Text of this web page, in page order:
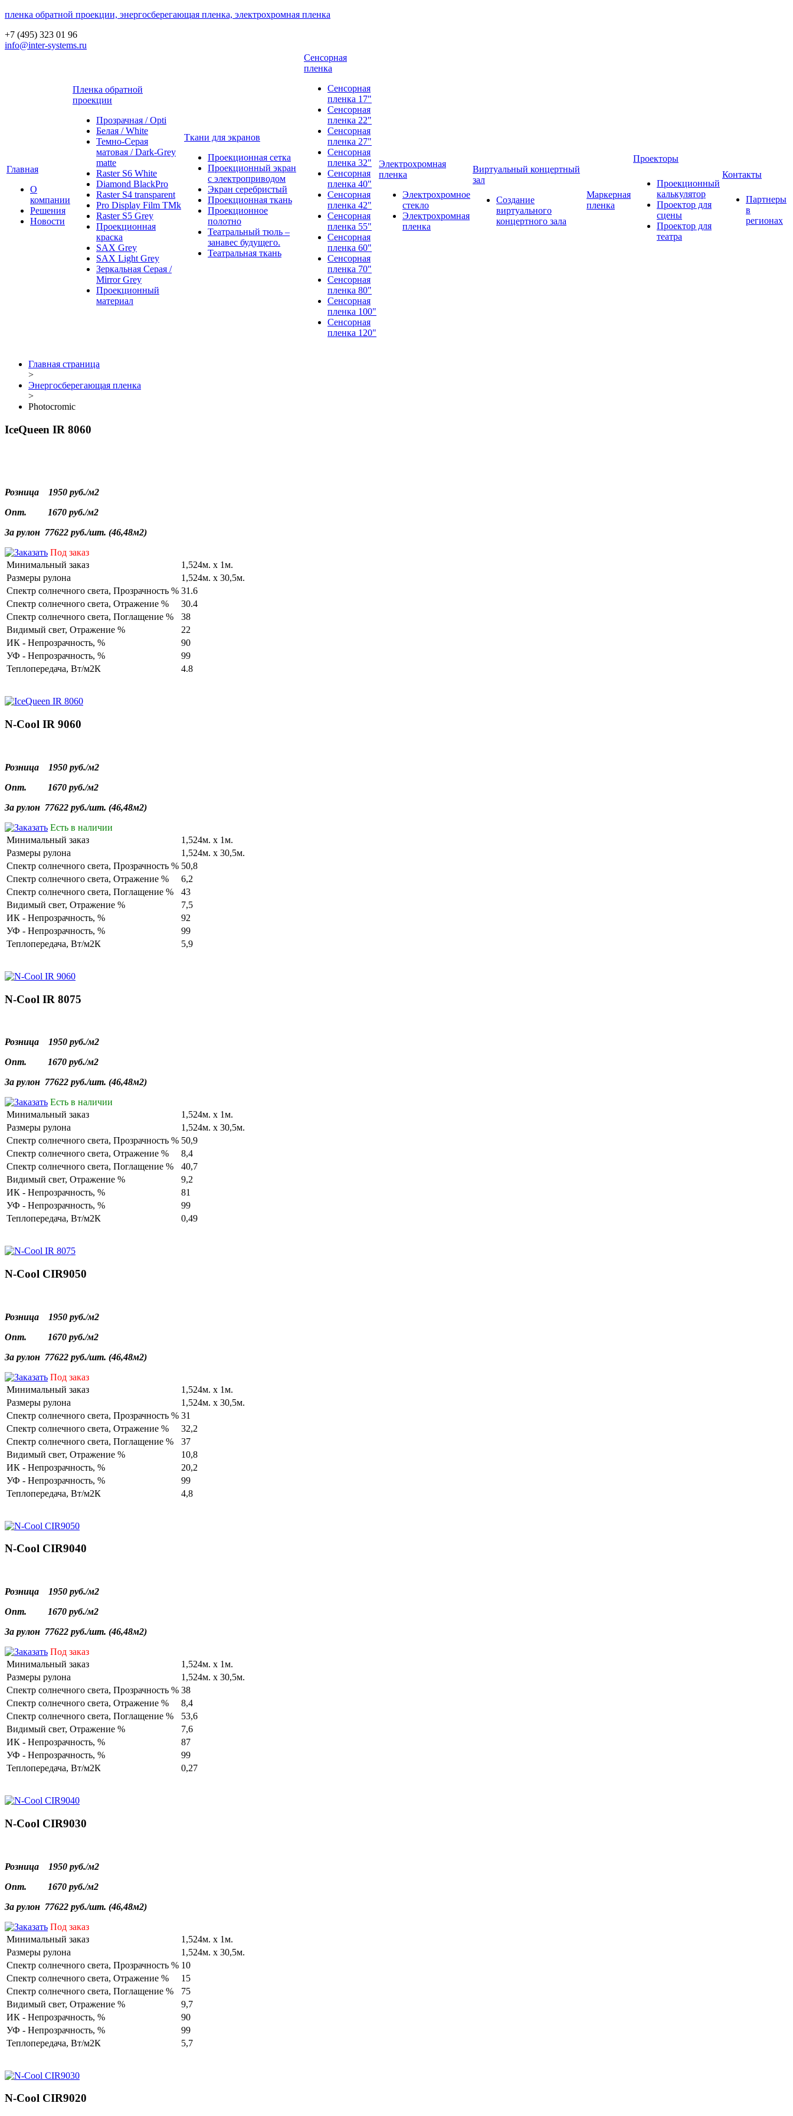
пленка обратной проекции, энергосберегающая пленка, электрохромная пленка
+7 (495) 323 01 96
info@inter-systems.ru
Главная
О
компании
Решения
Новости
Пленка обратной
проекции
Прозрачная / Opti
Белая / White
Темно-Серая
матовая / Dark-Grey
matte
Raster S6 White
Diamond BlackPro
Raster S4 transparent
Pro Display Film ТМk
Raster S5 Grey
Проекционная
краска
SAX Grey
SAX Light Grey
Зеркальная Серая /
Mirror Grey
Проекционный
материал
Ткани для экранов
Проекционная сетка
Проекционный экран
с электроприводом
Экран серебристый
Проекционная ткань
Проекционное
полотно
Театральный тюль –
занавес будущего.
Театральная ткань
Сенсорная
пленка
Сенсорная
пленка 17"
Сенсорная
пленка 22"
Сенсорная
пленка 27"
Сенсорная
пленка 32"
Сенсорная
пленка 40"
Сенсорная
пленка 42"
Сенсорная
пленка 55"
Сенсорная
пленка 60"
Сенсорная
пленка 70"
Сенсорная
пленка 80"
Сенсорная
пленка 100"
Сенсорная
пленка 120"
Электрохромная
пленка
Электрохромное
стекло
Электрохромная
пленка
Виртуальный концертный
зал
Создание
виртуального
концертного зала
Маркерная
пленка
Проекторы
Проекционный
калькулятор
Проектор для
сцены
Проектор для
театра
Контакты
Партнеры
в
регионах
Главная страница
>
Энергосберегающая пленка
>
Photocromic
IceQueen IR 8060
Розница 1950 руб./м2
Опт.
1670 руб./м2
За рулон 77622 руб./шт. (46,48м2)
Под заказ
Минимальный заказ
1,524м. х 1м.
Размеры рулона
1,524м. х 30,5м.
Cпектр солнечного света, Прозрачность % 31.6
Cпектр солнечного света, Отражение %
30.4
Cпектр солнечного света, Поглащение %
38
Видимый свет, Отражение %
22
ИК - Непрозрачность, %
90
УФ - Непрозрачность, %
99
Теплопередача, Вт/м2К
4.8
N-Cool IR 9060
Розница 1950 руб./м2
Опт.
1670 руб./м2
За рулон 77622 руб./шт. (46,48м2)
Есть в наличии
Минимальный заказ
1,524м. х 1м.
Размеры рулона
1,524м. х 30,5м.
Cпектр солнечного света, Прозрачность % 50,8
Cпектр солнечного света, Отражение %
6,2
Cпектр солнечного света, Поглащение %
43
Видимый свет, Отражение %
7,5
ИК - Непрозрачность, %
92
УФ - Непрозрачность, %
99
Теплопередача, Вт/м2К
5,9
N-Cool IR 8075
Розница 1950 руб./м2
Опт.
1670 руб./м2
За рулон 77622 руб./шт. (46,48м2)
Есть в наличии
Минимальный заказ
1,524м. х 1м.
Размеры рулона
1,524м. х 30,5м.
Cпектр солнечного света, Прозрачность % 50,9
Cпектр солнечного света, Отражение %
8,4
Cпектр солнечного света, Поглащение %
40,7
Видимый свет, Отражение %
9,2
ИК - Непрозрачность, %
81
УФ - Непрозрачность, %
99
Теплопередача, Вт/м2К
0,49
N-Cool CIR9050
Розница 1950 руб./м2
Опт.
1670 руб./м2
За рулон 77622 руб./шт. (46,48м2)
Под заказ
Минимальный заказ
1,524м. х 1м.
Размеры рулона
1,524м. х 30,5м.
Cпектр солнечного света, Прозрачность % 31
Cпектр солнечного света, Отражение %
32,2
Cпектр солнечного света, Поглащение %
37
Видимый свет, Отражение %
10,8
ИК - Непрозрачность, %
20,2
УФ - Непрозрачность, %
99
Теплопередача, Вт/м2К
4,8
N-Cool CIR9040
Розница 1950 руб./м2
Опт.
1670 руб./м2
За рулон 77622 руб./шт. (46,48м2)
Под заказ
Минимальный заказ
1,524м. х 1м.
Размеры рулона
1,524м. х 30,5м.
Cпектр солнечного света, Прозрачность % 38
Cпектр солнечного света, Отражение %
8,4
Cпектр солнечного света, Поглащение %
53,6
Видимый свет, Отражение %
7,6
ИК - Непрозрачность, %
87
УФ - Непрозрачность, %
99
Теплопередача, Вт/м2К
0,27
N-Cool CIR9030
Розница 1950 руб./м2
Опт.
1670 руб./м2
За рулон 77622 руб./шт. (46,48м2)
Под заказ
Минимальный заказ
1,524м. х 1м.
Размеры рулона
1,524м. х 30,5м.
Cпектр солнечного света, Прозрачность % 10
Cпектр солнечного света, Отражение %
15
Cпектр солнечного света, Поглащение %
75
Видимый свет, Отражение %
9,7
ИК - Непрозрачность, %
90
УФ - Непрозрачность, %
99
Теплопередача, Вт/м2К
5,7
N-Cool CIR9020